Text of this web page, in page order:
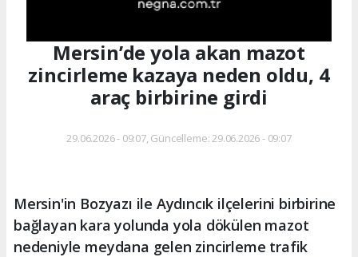
Mersin’de yola akan mazot
zincirleme kazaya neden oldu, 4
araç birbirine girdi
29.06.2026 - 09:07, Güncelleme: 29.06.2026 - 09:07
Mersin'in Bozyazı ile Aydıncık ilçelerini birbirine
bağlayan kara yolunda yola dökülen mazot
nedeniyle meydana gelen zincirleme trafik